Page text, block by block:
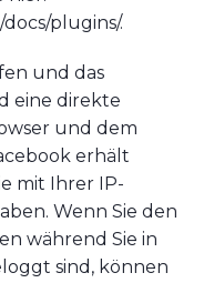
plugins/.
und das
eine direkte
und dem
erhält
mit Ihrer IP-
Wenn Sie den
während Sie in
sind, können